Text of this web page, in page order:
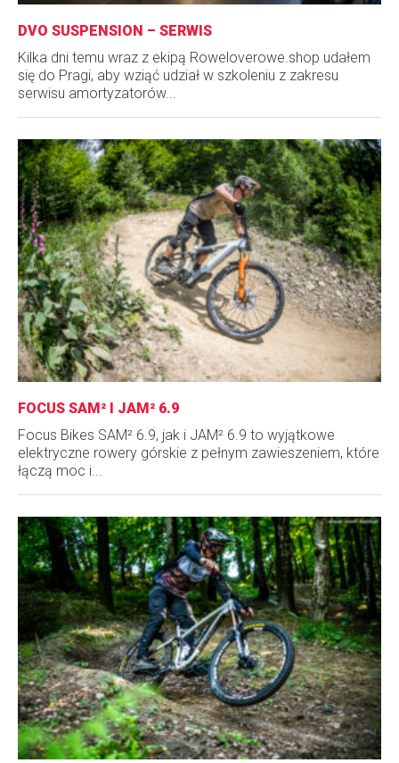
DVO SUSPENSION – SERWIS
Kilka dni temu wraz z ekipą Roweloverowe.shop udałem
się do Pragi, aby wziąć udział w szkoleniu z zakresu
serwisu amortyzatorów...
FOCUS SAM² I JAM² 6.9
Focus Bikes SAM² 6.9, jak i JAM² 6.9 to wyjątkowe
elektryczne rowery górskie z pełnym zawieszeniem, które
łączą moc i...